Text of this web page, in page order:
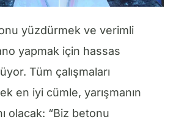
yüzdürmek ve verimli
yapmak için hassas
Tüm çalışmaları
en iyi cümle, yarışmanın
olacak: “Biz betonu